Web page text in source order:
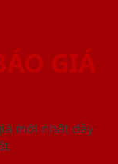
GIÁ
mới nhât đầy